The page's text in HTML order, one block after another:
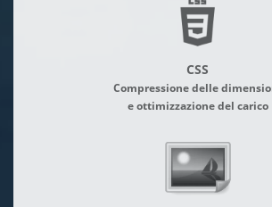
CSS
Compressione delle
e ottimizzazione del carico